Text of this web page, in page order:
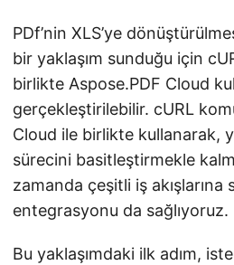
PDf’nin XLS’ye
bir yaklaşım sunduğu için
birlikte Aspose.PDF Cloud
gerçekleştirilebilir. cURL
Cloud ile birlikte kullanarak,
sürecini basitleştirmekle
zamanda çeşitli iş akışlarına
entegrasyonu da sağlıyoruz.
Bu yaklaşımdaki ilk adım,